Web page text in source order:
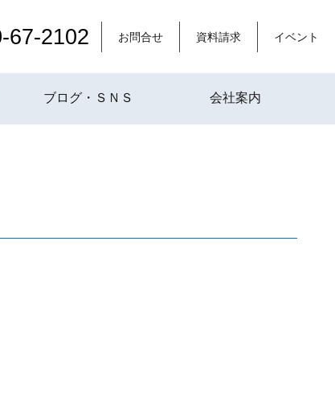
67-2102 お問合せ 資料請求 イベント
ブログ・ＳＮＳ 会社案内